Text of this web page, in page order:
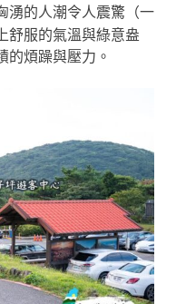
湧的人潮令人震驚（一
舒服的氣溫與綠意盎
的煩躁與壓力。